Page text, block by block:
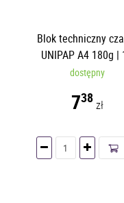
Blok techniczny
UNIPAP A4 180g |
kartek
dostępny
738zł